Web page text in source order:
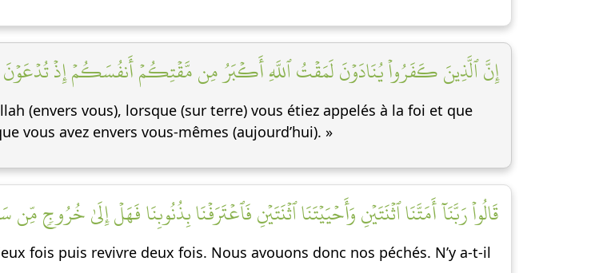
إِنَّ ٱلَّذِينَ كَفَرُواْ يُنَادَوۡنَ لَمَقۡتُ ٱللَّهِ أَكۡبَرُ مِن مَّقۡتِكُمۡ أَنفُسَكُمۡ إِذۡ تُدۡعَوۡنَ
(envers vous), lorsque (sur terre) vous étiez appelés à la foi et que
vous avez envers vous-mêmes (aujourd’hui). »
قَالُواْ رَبَّنَآ أَمَتَّنَا ٱثۡنَتَيۡنِ وَأَحۡيَيۡتَنَا ٱثۡنَتَيۡنِ فَٱعۡتَرَفۡنَا بِذُنُوبِنَا فَهَلۡ إِلَىٰ خُرُوجٖ مِّن
fois puis revivre deux fois. Nous avouons donc nos péchés. N’y a-t-il